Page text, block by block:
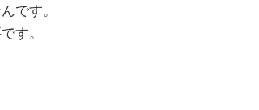
です。
す。